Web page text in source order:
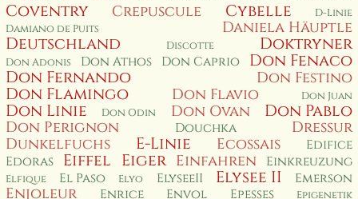
Coventry Crepuscule Cybelle
D-Linie
Damiano de Puits
Daniela Häuptle
Deutschland Discotte Doktryner
Don Adonis Don Athos Don Caprio
Don Fenaco
Don Fernando
Don Festino
Don Flamingo Don Flavio Don Juan
Don Linie Don Odin Don Ovan Don Pablo
Don Perignon Douchka
Dressur
Dunkelfuchs
E-Linie Ecossais
Edifice
Edoras
Eiffel Eiger Einfahren Einkreuzung
Elfique El Paso Elyo ElyseeII Elysee II Emerson
Enjoleur Enrice Envol Epesses
Epigenetik